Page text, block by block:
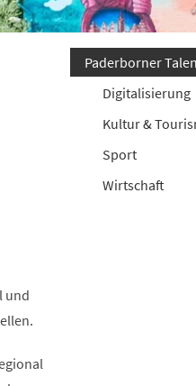
und
Paderborner
Digitalisierung
Kultur &
Sport
Wirtschaft